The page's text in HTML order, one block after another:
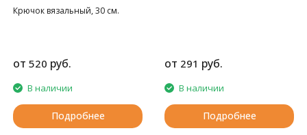
Крючок вязальный, 30 см.
от 520 руб.
В наличии
Подробнее
от 291 руб.
В наличии
Подробнее